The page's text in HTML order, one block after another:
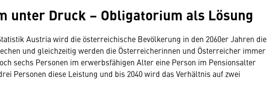
unter Druck – Obligatorium als Lösung
Austria wird die österreichische Bevölkerung in den 2060er Jahren die
und gleichzeitig werden die Österreicherinnen und Österreicher immer
sechs Personen im erwerbsfähigen Alter eine Person im Pensionsalter
Personen diese Leistung und bis 2040 wird das Verhältnis auf zwei